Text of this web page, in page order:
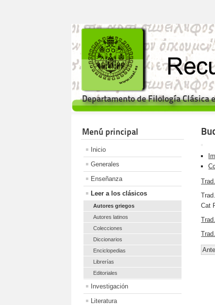
Departamento de Filología Clásica
Menú principal
Inicio
Generales
Enseñanza
Leer a los clásicos
Autores griegos
Autores latinos
Colecciones
Diccionarios
Enciclopedias
Librerías
Editoriales
Investigación
Literatura
Cat